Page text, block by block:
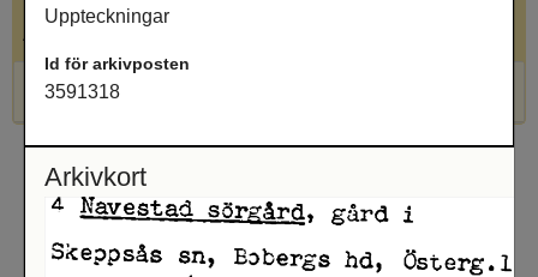
Antal arkivposter: 1
Navestad sörgård, gård, Uppteckningar
Uppteckningar
Id för arkivposten
3591318
Arkivkort